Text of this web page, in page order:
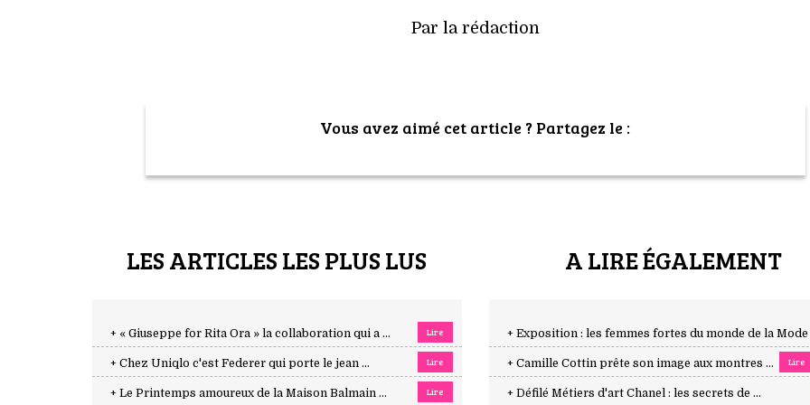
Par la rédaction
Vous avez aimé cet article ? Partagez le :
LES ARTICLES LES PLUS LUS
+ « Giuseppe for Rita Ora » la collaboration qui a ... Lire
+ Chez Uniqlo c'est Federer qui porte le jean ... Lire
+ Le Printemps amoureux de la Maison Balmain ... Lire
A LIRE ÉGALEMENT
+ Exposition : les femmes fortes du monde de la Mode
+ Camille Cottin prête son image aux montres ... Lire
+ Défilé Métiers d'art Chanel : les secrets de ...